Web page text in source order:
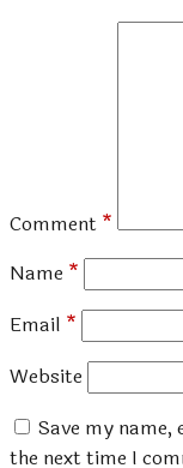
Comment *
Name *
Email *
Website
Save my
the next time I